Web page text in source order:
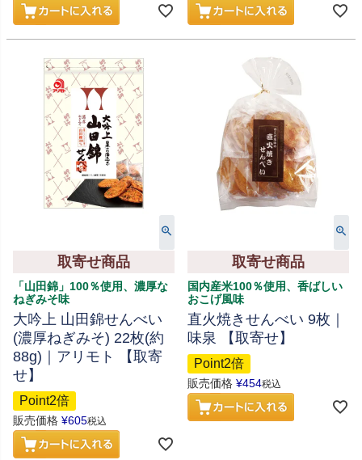
取寄せ商品
「山田錦」100％使用、濃厚な
ねぎみそ味
大吟上 山田錦せんべい
(濃厚ねぎみそ) 22枚(約
88g)｜アリモト 【取寄
せ】
Point2倍
販売価格 ¥605税込
取寄せ商品
国内産米100％使用、香ばしい
おこげ風味
直火焼きせんべい 9枚｜
味泉 【取寄せ】
Point2倍
販売価格 ¥454税込